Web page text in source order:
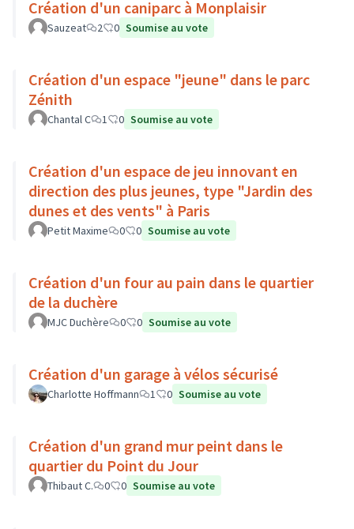
Création d'un caniparc à Monplaisir
Sauzeat 2 0 Soumise au vote
Création d'un espace "jeune" dans le parc
Zénith
Chantal C 1 0 Soumise au vote
Création d'un espace de jeu innovant en
direction des plus jeunes, type "Jardin des
dunes et des vents" à Paris
Petit Maxime 0 0 Soumise au vote
Création d'un four au pain dans le quartier
de la duchère
MJC Duchère 0 0 Soumise au vote
Création d'un garage à vélos sécurisé
Charlotte Hoffmann 1 0 Soumise au vote
Création d'un grand mur peint dans le
quartier du Point du Jour
Thibaut C. 0 0 Soumise au vote